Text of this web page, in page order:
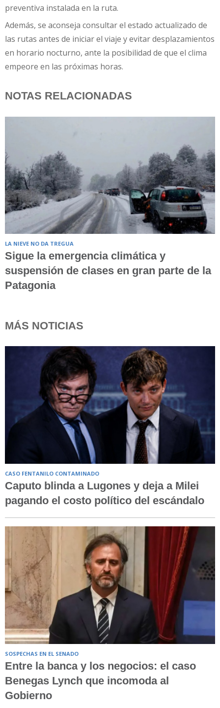
preventiva instalada en la ruta.
Además, se aconseja consultar el estado actualizado de
las rutas antes de iniciar el viaje y evitar desplazamientos
en horario nocturno, ante la posibilidad de que el clima
empeore en las próximas horas.
NOTAS RELACIONADAS
LA NIEVE NO DA TREGUA
Sigue la emergencia climática y
suspensión de clases en gran parte de la
Patagonia
MÁS NOTICIAS
CASO FENTANILO CONTAMINADO
Caputo blinda a Lugones y deja a Milei
pagando el costo político del escándalo
SOSPECHAS EN EL SENADO
Entre la banca y los negocios: el caso
Benegas Lynch que incomoda al
Gobierno